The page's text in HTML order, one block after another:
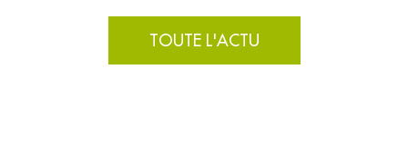
TOUTE L'ACTU